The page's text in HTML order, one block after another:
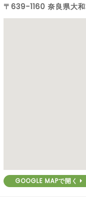
〒639-1160 奈良県大
GOOGLE MAPで開く